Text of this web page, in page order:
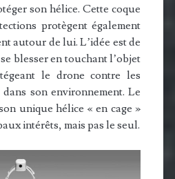
son hélice. Cette coque
protègent également
autour de lui. L’idée est de
blesser en touchant l’objet
le drone contre les
son environnement. Le
unique hélice « en cage »
intérêts, mais pas le seul.